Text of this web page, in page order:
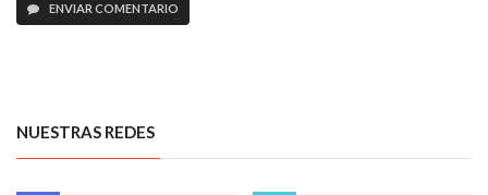
ENVIAR COMENTARIO
NUESTRAS REDES